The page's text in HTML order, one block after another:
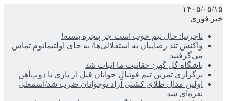
۱۴۰۵/۰۵/۱۵
خبر فوری
تاجرنیا: حال تیم خوب است جز پنجره بسته!
واکنش تند رضاییان به استقلالی‌ها/ به جای اولتیماتوم تماس
می‌گرفتید
باشگاه گل گهر: حقانیت ما اثبات شد
برگزاری تمرین تیم فوتبال جوانان قبل از بازی با ذوب‌آهن
اولین مدال طلای کشتی آزاد نوجوانان ضرب شد/اسمعلی
نقره‌ای شد